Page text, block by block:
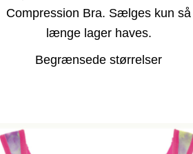
Compression Bra. Sælges kun så
længe lager haves.
Begrænsede størrelser